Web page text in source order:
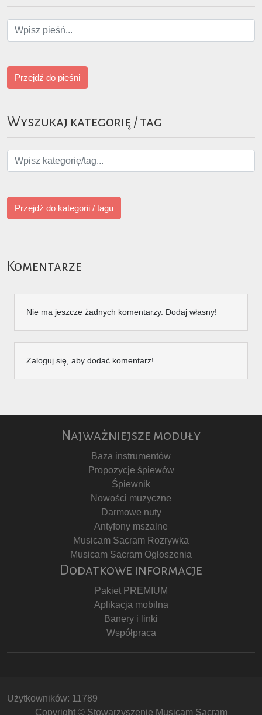
Przejdź do pieśni
Wyszukaj kategorię / tag
Przejdź do kategorii / tagu
Komentarze
Nie ma jeszcze żadnych komentarzy. Dodaj własny!
Zaloguj się, aby dodać komentarz!
Najważniejsze moduły
Baza instrumentów
Propozycje śpiewów
Śpiewnik
Nowości muzyczne
Darmowe nuty
Antyfony mszalne
Musicam Sacram Rozrywka
Musicam Sacram Ogłoszenia
Dodatkowe informacje
Pakiet PREMIUM
Aplikacja mobilna
Banery i linki
Współpraca
Użytkowników: 11789
Copyright © Stowarzyszenie Musicam Sacram